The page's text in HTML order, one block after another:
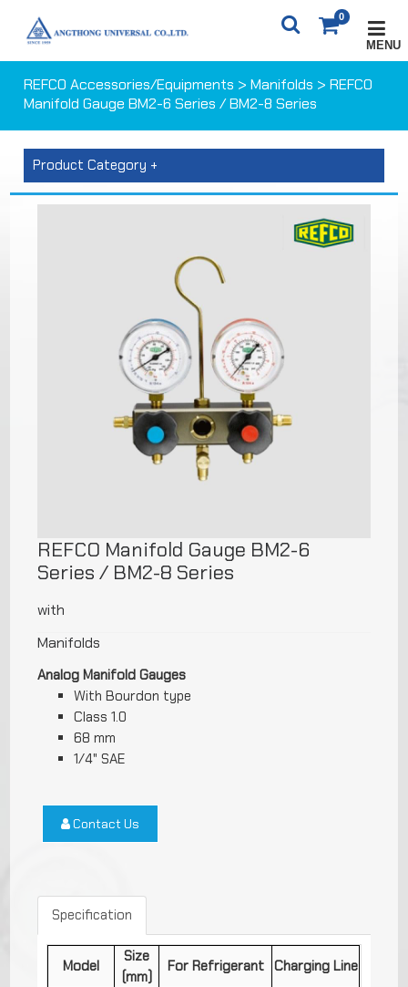
X
0
ITEM(S) 0 ฿
CARTS ORDER
MENU
REFCO Accessories/Equipments >Manifolds > REFCO
Manifold Gauge BM2-6 Series / BM2-8 Series
Product Category +
REFCO Manifold Gauge BM2-6
Series / BM2-8 Series
with
Manifolds
Analog Manifold Gauges
With Bourdon type
Class 1.0
68 mm
1/4" SAE
Contact Us
Specification
Model
Size
(mm)
For Refrigerant Charging Line